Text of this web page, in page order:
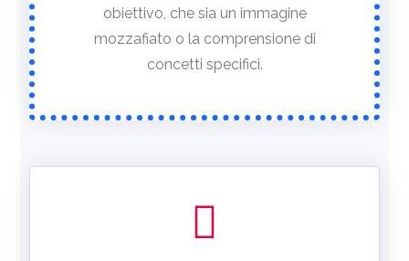
obiettivo, che sia un immagine
mozzafiato o la comprensione di
concetti specifici.